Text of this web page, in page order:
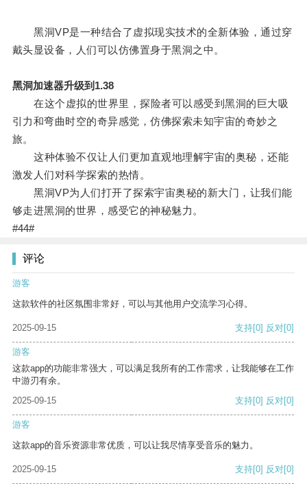
黑洞VP是一种结合了虚拟现实技术的全新体验，通过穿
戴头显设备，人们可以仿佛置身于黑洞之中。
黑洞加速器升级到1.38
在这个虚拟的世界里，探险者可以感受到黑洞的巨大吸
引力和弯曲时空的奇异感觉，仿佛探索未知宇宙的奇妙之
旅。
这种体验不仅让人们更加直观地理解宇宙的奥秘，还能
激发人们对科学探索的热情。
黑洞VP为人们打开了探索宇宙奥秘的新大门，让我们能
够走进黑洞的世界，感受它的神秘魅力。
#44#
评论
游客
这款软件的社区氛围非常好，可以与其他用户交流学习心得。
2025-09-15 支持[0] 反对[0]
游客
这款app的功能非常强大，可以满足我所有的工作需求，让我能够在工作
中游刃有余。
2025-09-15
支持[0] 反对[0]
游客
这款app的音乐资源非常优质，可以让我尽情享受音乐的魅力。
2025-09-15 支持[0] 反对[0]